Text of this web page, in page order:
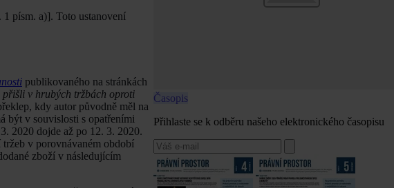
písm. a)]. Toto ustanovení
publikovaného na stránkách
přišli v hrubých tržbách oproti
kdy autor původně měl na
být v souvislosti s opatřeními
2020 dojde až po 12. 3. 2020.
v porovnávaném období
zboží v následujícím
Časopis
Přihlaste se k odběru našeho elektronického časopisu